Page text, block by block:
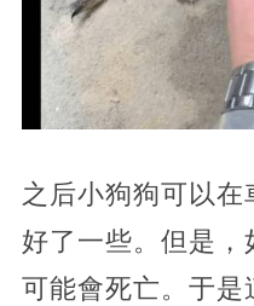
之后小狗狗可以
好了一些。但是
可能會死亡。于是